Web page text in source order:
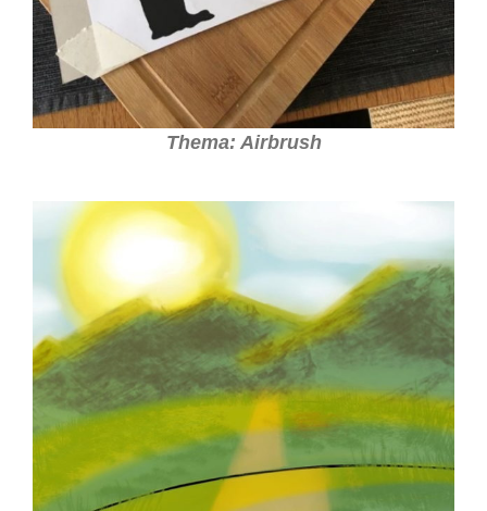
Thema: Airbrush